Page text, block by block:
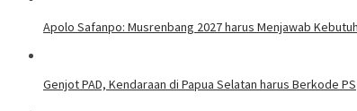
Apolo Safanpo: Musrenbang 2027 harus Menjawab
Genjot PAD, Kendaraan di Papua Selatan harus Berkode PS